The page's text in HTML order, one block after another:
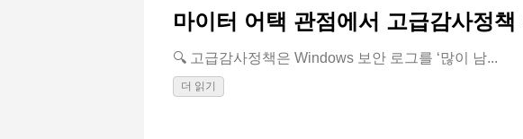
마이터 어택 관점에서 고급감사정
🔍 고급감사정책은 Windows 보안 로그를 ‘많이 남...
더 읽기